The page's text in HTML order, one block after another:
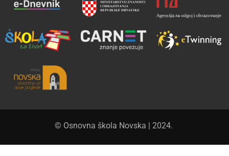
© Osnovna škola Novska | 2024.